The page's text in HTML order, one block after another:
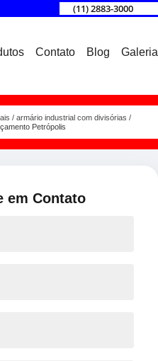
(11) 2883-3000
Contato Blog Galeria
armário industrial com divisórias
Petrópolis
em Contato